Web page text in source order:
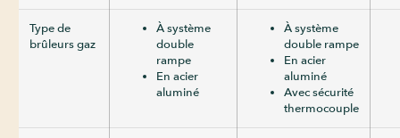
Type de
brûleurs gaz
À système
double
rampe
En acier
aluminé
À système
double rampe
En acier
aluminé
Avec sécurité
thermocouple